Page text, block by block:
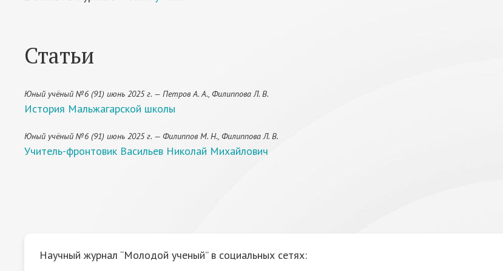
Статьи
Юный учёный №6 (91) июнь 2025 г. — Петров А. А., Филиппова Л. В.
История Мальжагарской школы
Юный учёный №6 (91) июнь 2025 г. — Филиппов М. Н., Филиппова Л. В.
Учитель-фронтовик Васильев Николай Михайлович
Научный журнал “Молодой ученый” в социальных сетях: